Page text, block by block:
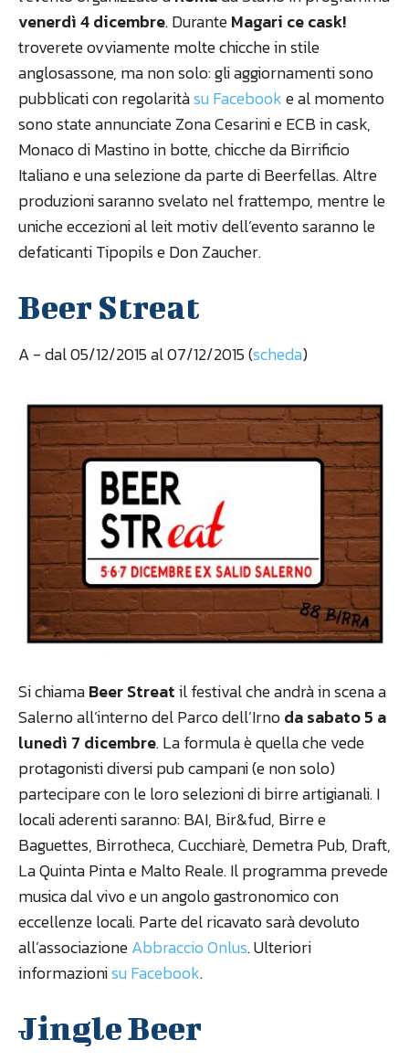
venerdì 4 dicembre. DuranteMagari ce cask!
troverete ovviamente molte chicche in stile
anglosassone, ma non solo: gli aggiornamenti sono
pubblicati con regolaritàsu Facebooke al momento
sono state annunciate Zona Cesarini e ECB in cask,
Monaco di Mastino in botte, chicche da Birrificio
Italiano e una selezione da parte di Beerfellas. Altre
produzioni saranno svelato nel frattempo, mentre le
uniche eccezioni al leit motiv dell’evento saranno le
defaticanti Tipopils e Don Zaucher.
Beer Streat
A- dal 05/12/2015 al 07/12/2015 (scheda)
Si chiamaBeer Streatil festival che andrà in scena a
Salerno all’interno del Parco dell’Irnoda sabato 5 a
lunedì 7 dicembre. La formula è quella che vede
protagonisti diversi pub campani (e non solo)
partecipare con le loro selezioni di birre artigianali. I
locali aderenti saranno: BAI, Bir&fud, Birre e
Baguettes, Birrotheca, Cucchiarè, Demetra Pub, Draft,
La Quinta Pinta e Malto Reale. Il programma prevede
musica dal vivo e un angolo gastronomico con
eccellenze locali. Parte del ricavato sarà devoluto
all’associazioneAbbraccio Onlus. Ulteriori
informazionisu Facebook.
Jingle Beer